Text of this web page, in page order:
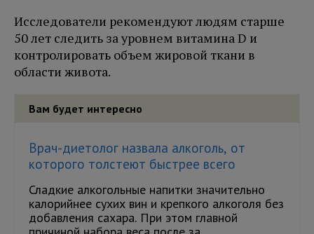
Исследователи рекомендуют людям старше
50 лет следить за уровнем витамина D и
контролировать объем жировой ткани в
области живота.
Вам будет интересно
Врач-диетолог назвала алкоголь, от
которого толстеют быстрее всего
Сладкие алкогольные напитки значительно
калорийнее сухих вин и крепкого алкоголя без
добавления сахара. При этом главной